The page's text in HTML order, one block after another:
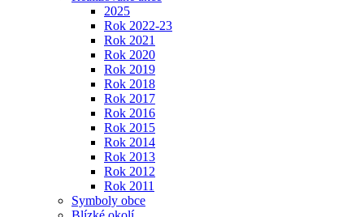
2025
Rok 2022-23
Rok 2021
Rok 2020
Rok 2019
Rok 2018
Rok 2017
Rok 2016
Rok 2015
Rok 2014
Rok 2013
Rok 2012
Rok 2011
Symboly obce